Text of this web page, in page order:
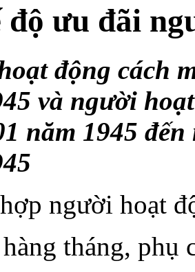
độ ưu đãi
động cách
và người
năm 1945
người hoạt
tháng, phụ